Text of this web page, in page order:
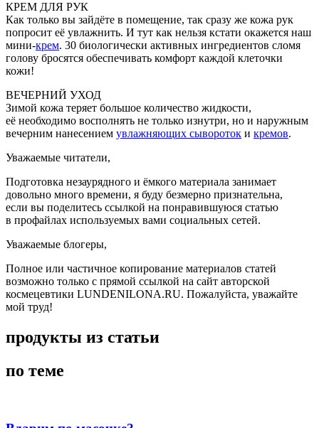
КРЕМ ДЛЯ РУК
Как только вы зайдёте в помещение, так сразу же кожа рук
попросит её увлажнить. И тут как нельзя кстати окажется наш
мини-крем. 30 биологически активных ингредиентов сломя
голову бросятся обеспечивать комфорт каждой клеточки
кожи!
ВЕЧЕРНИЙ УХОД
Зимой кожа теряет большое количество жидкости,
её необходимо восполнять не только изнутри, но и наружным
вечерним нанесением увлажняющих сывороток и кремов.
Уважаемые читатели,
Подготовка незаурядного и ёмкого материала занимает
довольно много времени, я буду безмерно признательна,
если вы поделитесь ссылкой на понравившуюся статью
в профайлах используемых вами социальных сетей.
Уважаемые блогеры,
Полное или частичное копирование материалов статей
возможно только с прямой ссылкой на сайт авторской
космецевтики LUNDENILONA.RU. Пожалуйста, уважайте
мой труд!
продукты из статьи
по теме